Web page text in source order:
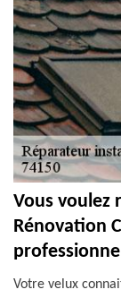
Vous voulez
Rénovation
Votre velux